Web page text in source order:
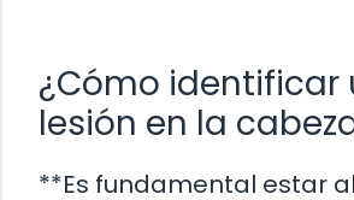
¿Cómo identificar
lesión en la
**Es fundamental estar